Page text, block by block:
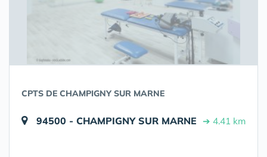
CPTS DE CHAMPIGNY SUR MARNE
94500 - CHAMPIGNY SUR MARNE ➔ 4.41 km